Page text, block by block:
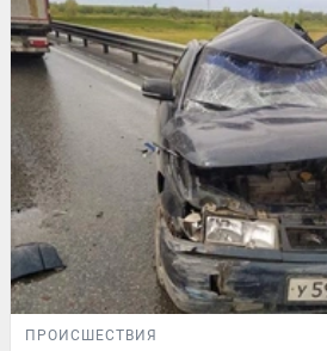
ПРОИСШЕСТВИЯ